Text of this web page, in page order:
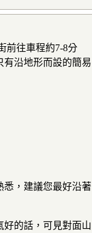
前往車程約7-8分
有沿地形而設的簡易
悉，建議您最好沿著
好的話，可見對面山